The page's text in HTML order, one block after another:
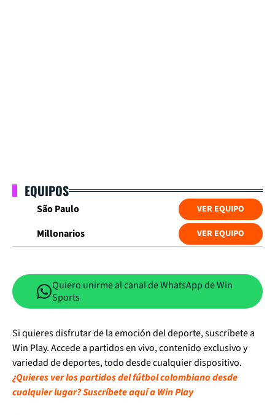
EQUIPOS
São Paulo VER EQUIPO
Millonarios VER EQUIPO
Quiero unirme al canal de WhatsApp de Win
Sports
Si quieres disfrutar de la emoción del deporte, suscríbete a
Win Play. Accede a partidos en vivo, contenido exclusivo y
variedad de deportes, todo desde cualquier dispositivo.
¿Quieres ver los partidos del fútbol colombiano desde
cualquier lugar? Suscríbete aquí a Win Play